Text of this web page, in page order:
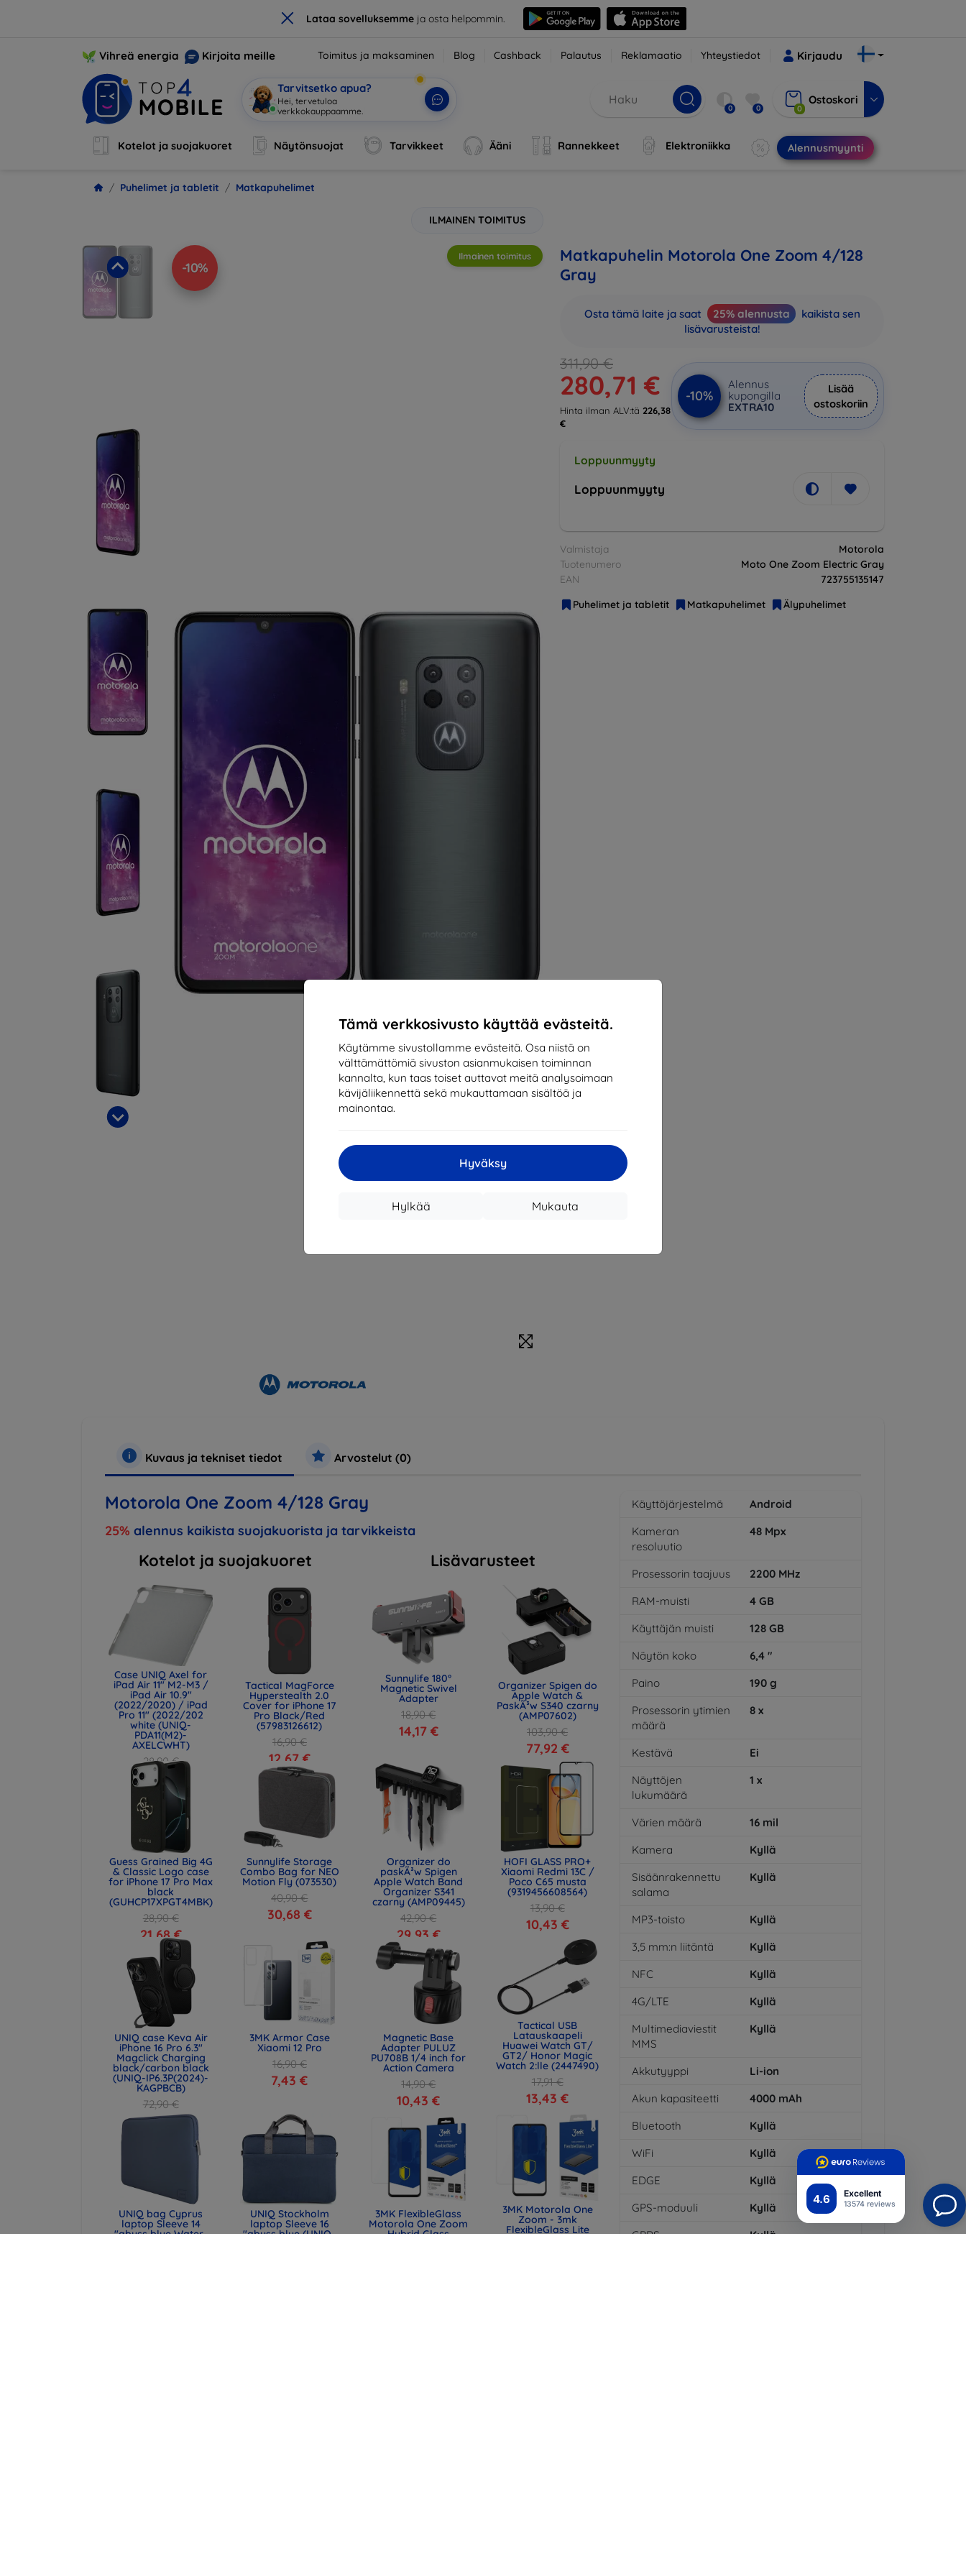
× Lataa sovelluksemmeja osta helpommin.
4.6 Excellent
13574 reviews
Tämä verkkosivusto käyttää evästeitä.
Käytämme sivustollamme evästeitä. Osa niistä on
välttämättömiä sivuston asianmukaisen toiminnan
kannalta, kun taas toiset auttavat meitä analysoimaan
kävijäliikennettä sekä mukauttamaan sisältöä ja
mainontaa.
Hyväksy
Mukauta
Hylkää
Vihreä energia Kirjoita meille Toimitus ja maksaminen Blog Cashback Palautus Reklamaatio Yhteystiedot Kirjaudu
Tarvitsetko apua?
Olen| 0 0 0
Ostoskori
Kotelot ja suojakuoret Näytönsuojat Tarvikkeet Ääni Rannekkeet Elektroniikka Alennusmyynti
Puhelimet ja tabletit Matkapuhelimet
ILMAINEN TOIMITUS
-10%
Ilmainen toimitus
Matkapuhelin Motorola One Zoom 4/128
Gray
Osta tämä laite ja saat 25% alennusta
kaikista sen
lisävarusteista!
311,90 €
280,71 €
Hinta ilman ALV:tä 226,38
€
-10%
Alennus
kupongilla
EXTRA10
Lisää
ostoskoriin
Loppuunmyyty
Loppuunmyyty
Valmistaja
Motorola
Tuotenumero
Moto One Zoom Electric Gray
EAN
723755135147
Puhelimet ja tabletit
Matkapuhelimet Älypuhelimet
Kuvaus ja tekniset tiedot Arvostelut (0)
Motorola One Zoom 4/128 Gray
25% alennus kaikista suojakuorista ja tarvikkeista
Kotelot ja suojakuoret
Case UNIQ Axel for
iPad Air 11" M2-M3 /
iPad Air 10.9"
(2022/2020) / iPad
Pro 11" (2022/202
white (UNIQ-
PDA11(M2)-
AXELCWHT)
28,90 €
21,68 €
Tactical MagForce
Hyperstealth 2.0
Cover for iPhone 17
Pro Black/Red
(57983126612)
16,90 €
12,67 €
Guess Grained Big 4G
& Classic Logo case
for iPhone 17 Pro Max
black
(GUHCP17XPGT4MBK)
28,90 €
21,68 €
Sunnylife Storage
Combo Bag for NEO
Motion Fly (073530)
40,90 €
30,68 €
UNIQ case Keva Air
iPhone 16 Pro 6.3"
Magclick Charging
black/carbon black
(UNIQ-IP6.3P(2024)-
KAGPBCB)
72,90 €
54,67 €
3MK Armor Case
Xiaomi 12 Pro
16,90 €
7,43 €
UNIQ bag Cyprus
laptop Sleeve 14
"abyss blue Water-
UNIQ Stockholm
laptop Sleeve 16
"abyss blue (UNIQ-
Lisävarusteet
Sunnylife 180°
Magnetic Swivel
Adapter
18,90 €
14,17 €
Organizer Spigen do
Apple Watch &
PaskÃ³w S340 czarny
(AMP07602)
103,90 €
77,92 €
Organizer do
paskÃ³w Spigen
Apple Watch Band
Organizer S341
czarny (AMP09445)
42,90 €
29,93 €
HOFI GLASS PRO+
Xiaomi Redmi 13C /
Poco C65 musta
(9319456608564)
13,90 €
10,43 €
Magnetic Base
Adapter PULUZ
PU708B 1/4 inch for
Action Camera
14,90 €
10,43 €
Tactical USB
Latauskaapeli
Huawei Watch GT/
GT2/ Honor Magic
Watch 2:lle (2447490)
17,91 €
13,43 €
3MK FlexibleGlass
Motorola One Zoom
Hybrid Glass
3MK Motorola One
Zoom - 3mk
FlexibleGlass Lite
Käyttöjärjestelmä
Android
Kameran
resoluutio
48 Mpx
Prosessorin taajuus 2200 MHz
RAM-muisti
4 GB
Käyttäjän muisti
128 GB
Näytön koko
6,4 "
Paino
190 g
Prosessorin ytimien
määrä
8 x
Kestävä
Ei
Näyttöjen
lukumäärä
1 x
Värien määrä 16 mil
Kamera
Kyllä
Sisäänrakennettu
salama
Kyllä
MP3-toisto
Kyllä
3,5 mm:n liitäntä
Kyllä
NFC
Kyllä
4G/LTE
Kyllä
Multimediaviestit
MMS
Kyllä
Akkutyyppi
Li-ion
Akun kapasiteetti
4000 mAh
Bluetooth
Kyllä
WiFi
Kyllä
EDGE
Kyllä
GPS-moduuli
Kyllä
GPRS
Kyllä